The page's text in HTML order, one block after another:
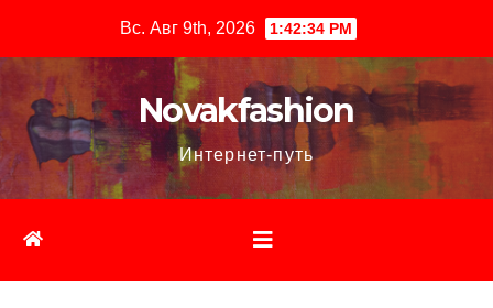
содержимому
Вс. Авг 9th, 2026 1:42:35 PM
Novakfashion
Интернет-путь